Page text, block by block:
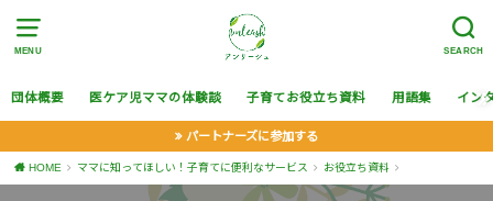
MENU SEARCH
団体概要 医ケア児ママの体験談 子育てお役立ち資料 用語集 イン
パートナーズに参加する
HOME ママに知ってほしい！子育てに便利なサービス お役立ち資料